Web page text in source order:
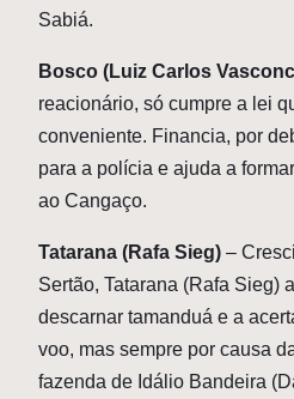
Sabiá.
Bosco (Luiz Carlos
reacionário, só cumpre a lei
conveniente. Financia, por
para a polícia e ajuda a
ao Cangaço.
Tatarana (Rafa Sieg) –
Sertão, Tatarana (Rafa Sieg)
descarnar tamanduá e a
voo, mas sempre por causa
fazenda de Idálio Bandeira